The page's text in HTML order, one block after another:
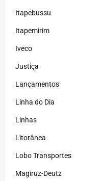
Itapebussu
Itapemirim
Iveco
Justiça
Lançamentos
Linha do Dia
Linhas
Litorânea
Lobo Transportes
Magiruz-Deutz